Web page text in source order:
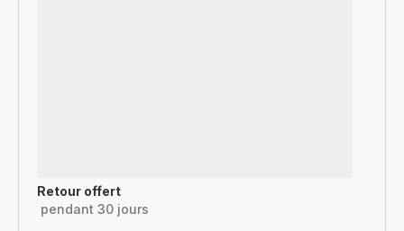
Retour offert
pendant 30 jours